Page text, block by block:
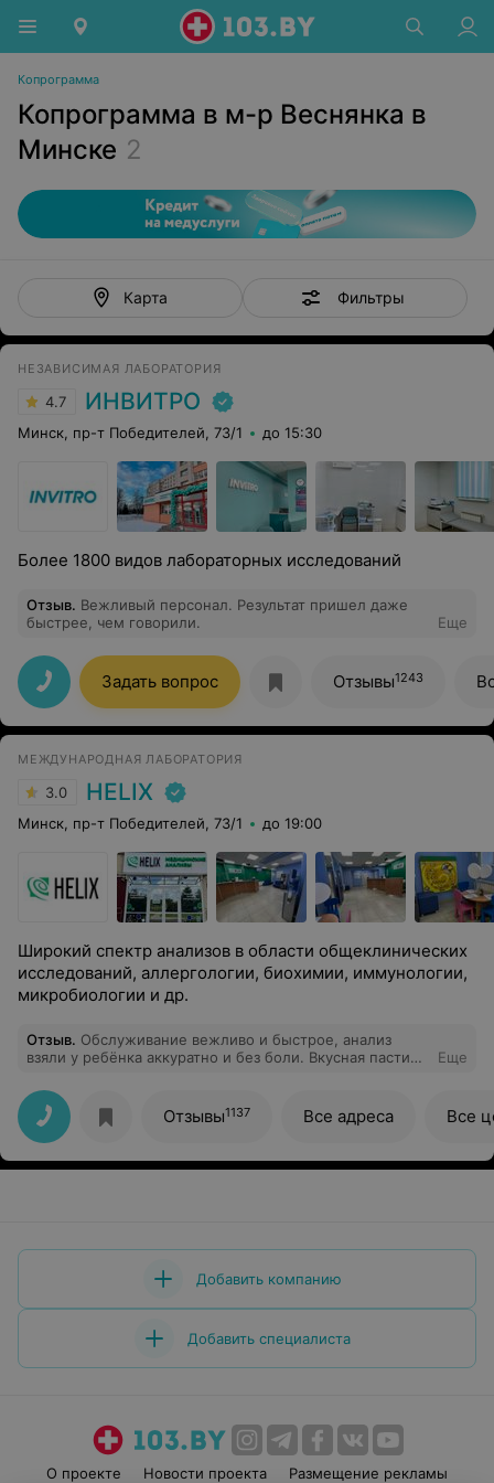
Копрограмма
Копрограмма в м-р Веснянка в
Минске 2
Карта Фильтры
НЕЗАВИСИМАЯ ЛАБОРАТОРИЯ
4.7 ИНВИТРО
Минск, пр-т Победителей, 73/1 до 15:30
Более 1800 видов лабораторных исследований
Отзыв. Вежливый персонал. Результат пришел даже
быстрее, чем говорили.
Еще
Задать вопрос Отзывы1243
МЕЖДУНАРОДНАЯ ЛАБОРАТОРИЯ
3.0 HELIX
Минск, пр-т Победителей, 73/1 до 19:00
Широкий спектр анализов в области общеклинических
исследований, аллергологии, биохимии, иммунологии,
микробиологии и др.
Отзыв. Обслуживание вежливо и быстрое, анализ
взяли у ребёнка аккуратно и без боли. Вкусная пастила
Еще
Отзывы1137 Все адреса Все
Добавить компанию
Добавить специалиста
О проекте Новости проекта Размещение рекламы